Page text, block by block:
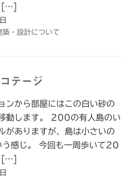
[…]
築・設計について
テージ
ンから部屋にはこの白い砂の
動します。 200の有人島のい
がありますが、島は小さいの
感じ。 今回も一周歩いて20
[…]